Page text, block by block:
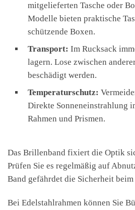
mitgelieferten Tasche oder
Modelle bieten praktische
schützende Boxen.
Transport: Im Rucksack
lagern. Lose zwischen
beschädigt werden.
Temperaturschutz:
Direkte Sonneneinstrahlung
Rahmen und Prismen.
Das Brillenband fixiert die Optik
Prüfen Sie es regelmäßig auf
Band gefährdet die Sicherheit beim
Bei Edelstahlrahmen können Sie